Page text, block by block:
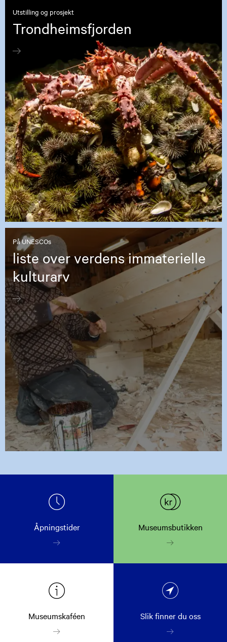
Utstilling og prosjekt
Trondheimsfjorden
På UNESCOs
liste over verdens immaterielle
kulturarv
Åpningstider Museumsbutikken
Museumskaféen Slik finner du oss